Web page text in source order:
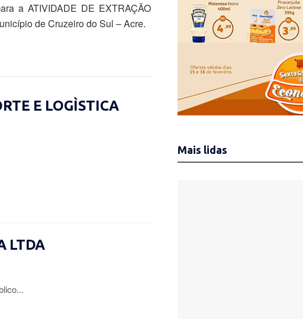
a ATIVIDADE DE EXTRAÇÃO
de Cruzeiro do Sul – Acre.
E LOGÌSTICA
LTDA
Mais lidas